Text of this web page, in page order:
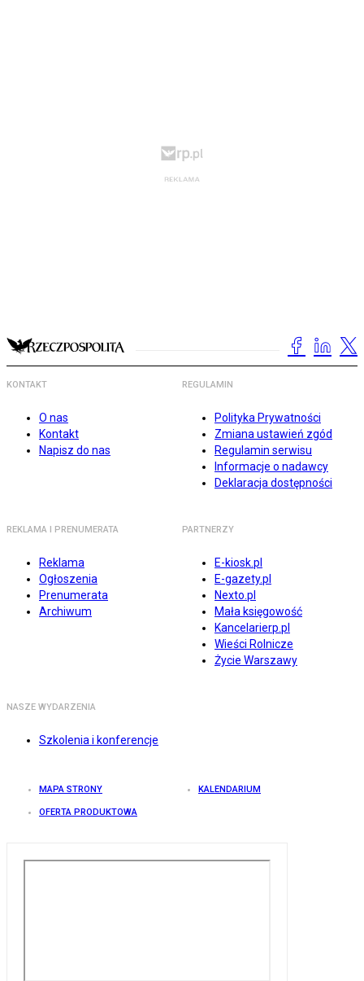
KONTAKT
O nas
Kontakt
Napisz do nas
REGULAMIN
Polityka Prywatności
Zmiana ustawień zgód
Regulamin serwisu
Informacje o nadawcy
Deklaracja dostępności
REKLAMA I PRENUMERATA
Reklama
Ogłoszenia
Prenumerata
Archiwum
PARTNERZY
E-kiosk.pl
E-gazety.pl
Nexto.pl
Mała księgowość
Kancelarierp.pl
Wieści Rolnicze
Życie Warszawy
NASZE WYDARZENIA
Szkolenia i konferencje
MAPA STRONY KALENDARIUM
OFERTA PRODUKTOWA